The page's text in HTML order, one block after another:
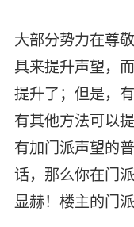
大部分势力在尊
具来提升声望，
提升了；但是，
有其他方法可以
有加门派声望的
话，那么你在门
显赫！楼主的门